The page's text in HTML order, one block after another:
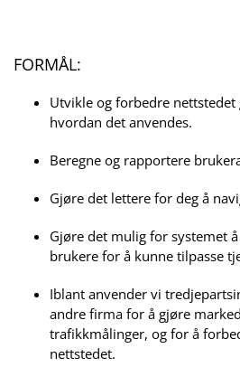
FORMÅL:
Utvikle og forbedre
hvordan det anvendes.
Beregne og rapportere
Gjøre det lettere for deg å
Gjøre det mulig for systemet
brukere for å kunne tilpasse
Iblant anvender vi
andre firma for å gjøre
trafikkmålinger, og for å
nettstedet.